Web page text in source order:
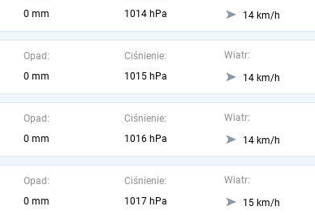
0 mm
1014 hPa
14 km/h
Opad:
0 mm
Ciśnienie:
1015 hPa
Wiatr:
14 km/h
Opad:
0 mm
Ciśnienie:
1016 hPa
Wiatr:
14 km/h
Opad:
0 mm
Ciśnienie:
1017 hPa
Wiatr:
15 km/h